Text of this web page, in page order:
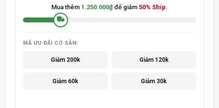
Mua thêm 1.250.000₫ để giảm 50% Ship.
MÃ ƯU ĐÃI CÓ SẴN:
Giảm 200k Giảm 120k
Giảm 60k Giảm 30k